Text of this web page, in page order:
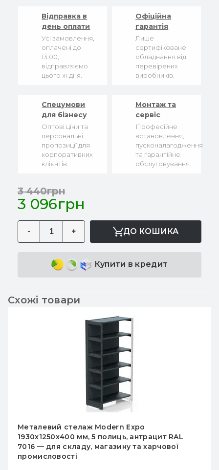
Відправка в
день оплати
Усі замовлення,
оплачені до
13:00,
відправляємо
цього ж дня.
Офіційна
гарантія
Лише
сертифіковане
обладнання від
перевірених
виробників.
Спецумови
для бізнесу
Оптові ціни та
персональні
пропозиції для
корпоративних
клієнтів.
Монтаж та
сервіс
Професійне
встановлення,
пусконалагодження
та гарантійне
обслуговування.
3 096грн
3 440грн
- + ДО КОШИКА
Купити в кредит
Схожі товари
Металевий стелаж Modern Expo
1930х1250х400 мм, 5 полиць, антрацит RAL
7016 — для складу, магазину та харчової
промисловості